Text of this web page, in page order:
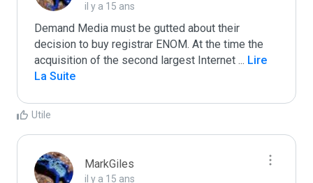
il y a 15 ans
Demand Media must be gutted about their
decision to buy registrar ENOM. At the time the
acquisition of the second largest Internet ... Lire
La Suite
Utile
MarkGiles
il y a 15 ans